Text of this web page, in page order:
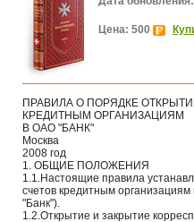
Цена: 500
ПРАВИЛА О ПОРЯДКЕ
КРЕДИТНЫМ ОРГАНИЗАЦИЯМ
В ОАО "БАНК"
Москва
2008 год
1. ОБЩИЕ ПОЛОЖЕНИЯ
1.1.Настоящие правила
счетов кредитным
"Банк").
1.2.Открытие и закрытие